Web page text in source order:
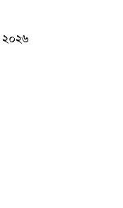
২০২৬